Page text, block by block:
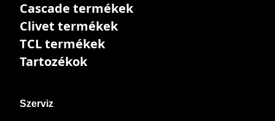
Cascade termékek
Clivet termékek
TCL termékek
Tartozékok
Szerviz